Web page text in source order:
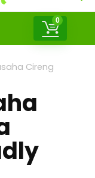
0
Cireng